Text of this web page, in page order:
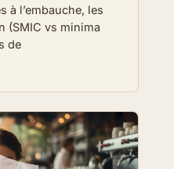
à l’embauche, les
(SMIC vs minima
de